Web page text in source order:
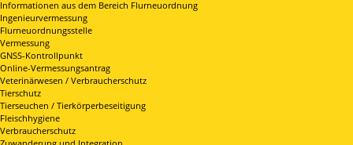
Informationen aus dem Bereich Flurneuordnung
Ingenieurvermessung
Flurneuordnungsstelle
Vermessung
GNSS-Kontrollpunkt
Online-Vermessungsantrag
Veterinärwesen / Verbraucherschutz
Tierschutz
Tierseuchen / Tierkörperbeseitigung
Fleischhygiene
Verbraucherschutz